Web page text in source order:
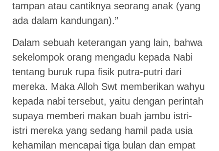
tampan atau cantiknya seorang anak (yang
ada dalam kandungan).”
Dalam sebuah keterangan yang lain, bahwa
sekelompok orang mengadu kepada Nabi
tentang buruk rupa fisik putra-putri dari
mereka. Maka Alloh Swt memberikan wahyu
kepada nabi tersebut, yaitu dengan perintah
supaya memberi makan buah jambu istri-
istri mereka yang sedang hamil pada usia
kehamilan mencapai tiga bulan dan empat